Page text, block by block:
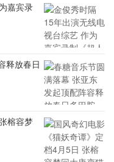
嘉宾录
释放春日
榕容梦